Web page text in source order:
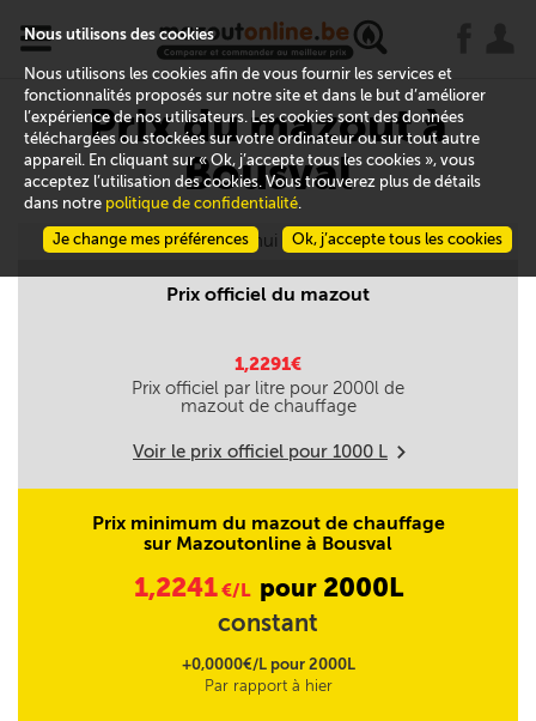
x
Prix du mazout à
Bousval
Aujourd'hui le 09/08
Prix officiel du mazout
1,2291€
Prix officiel par litre pour 2000l de
mazout de chauffage
Voir le prix officiel pour 1000 L m
Prix minimum du mazout de chauffage
sur Mazoutonline à Bousval
1,2241€/L pour 2000L
constant
+0,0000€/L pour 2000L
Par rapport à hier
Nous utilisons des cookies
Nous utilisons les cookies afin de vous fournir les services et
fonctionnalités proposés sur notre site et dans le but d’améliorer
l’expérience de nos utilisateurs. Les cookies sont des données
téléchargées ou stockées sur votre ordinateur ou sur tout autre
appareil. En cliquant sur « Ok, j’accepte tous les cookies », vous
acceptez l’utilisation des cookies. Vous trouverez plus de détails
dans notre politique de confidentialité.
Ok, j’accepte tous les cookies
Je change mes préférences